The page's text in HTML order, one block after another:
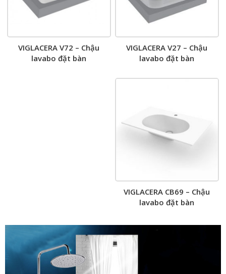
VIGLACERA V72 – Chậu
lavabo đặt bàn
VIGLACERA V27 – Chậu
lavabo đặt bàn
VIGLACERA CB69 – Chậu
lavabo đặt bàn